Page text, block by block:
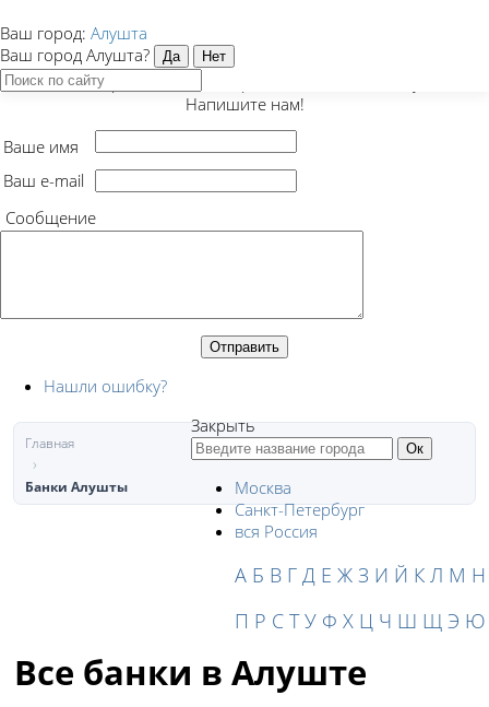
Есть предложение, вопрос или нашли ошибку?
Напишите нам!
Ваше имя
Ваш e-mail
Сообщение
Нашли ошибку?
Ваш город: Алушта
Ваш город Алушта?
Закрыть
Москва
Санкт-Петербург
вся Россия
А Б В Г Д Е Ж З И Й К Л М Н
П Р С Т У Ф Х Ц Ч Ш Щ Э Ю
Главная
Банки Алушты
Все банки в Алуште